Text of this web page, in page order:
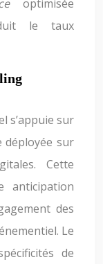
optimisée
le taux
s’appuie sur
déployée sur
Cette
anticipation
des
Le
de